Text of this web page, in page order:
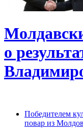
о
Победителем
повар из